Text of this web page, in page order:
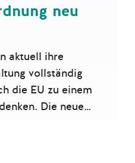
neu
aktuell ihre
vollständig
die EU zu einem
Die neue…